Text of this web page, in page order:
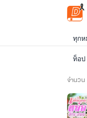
ข้ามไปยังเนื้อหาหลัก
ทุกห
ท็อป
จำนวน